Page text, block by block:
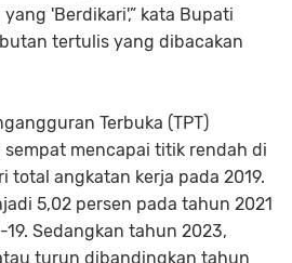
'Berdikari',” kata Bupati
tertulis yang dibacakan
Terbuka (TPT)
sempat mencapai titik rendah di
total angkatan kerja pada 2019.
5,02 persen pada tahun 2021
Sedangkan tahun 2023,
turun dibandingkan tahun